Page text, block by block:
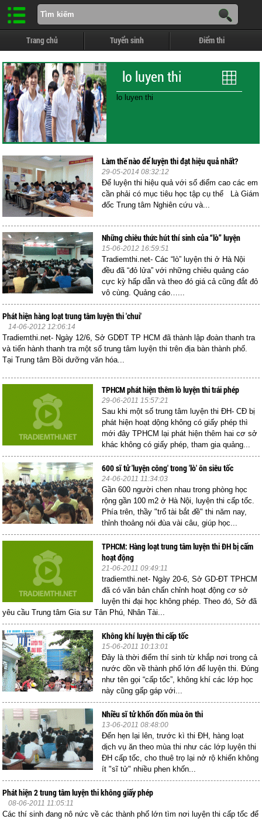
Trang chủ Tuyển sinh Điểm thi
lo luyen thi
lo luyen thi
Làm thế nào để luyện thi đạt hiệu quả nhất?
29-05-2014 08:32:12
Để luyện thi hiệu quả với số điểm cao các em
cần phải có mục tiêu học tập cụ thể Là Giám
đốc Trung tâm Nghiên cứu và...
Những chiêu thức hút thí sinh của “lò” luyện
15-06-2012 16:59:51
Tradiemthi.net- Các “lò” luyện thi ở Hà Nội
đều đã “đỏ lửa” với những chiêu quảng cáo
cực kỳ hấp dẫn và theo đó giá cả cũng đắt đỏ
vô cùng. Quảng cáo…...
Phát hiện hàng loạt trung tâm luyện thi 'chui'
14-06-2012 12:06:14
Tradiemthi.net- Ngày 12/6, Sở GDĐT TP HCM đã thành lập đoàn thanh tra
và tiến hành thanh tra một số trung tâm luyện thi trên địa bàn thành phố.
Tại Trung tâm Bồi dưỡng văn hóa...
TPHCM phát hiện thêm lò luyện thi trái phép
29-06-2011 15:57:21
Sau khi một số trung tâm luyện thi ĐH- CĐ bị
phát hiện hoạt dộng không có giấy phép thì
mới đây TPHCM lại phát hiện thêm hai cơ sở
khác không có giấy phép, tham gia quảng...
600 sĩ tử 'luyện công' trong 'lò' ôn siêu tốc
24-06-2011 11:34:03
Gần 600 người chen nhau trong phòng học
rộng gần 100 m2 ở Hà Nội, luyện thi cấp tốc.
Phía trên, thầy "trổ tài bắt đề" thi năm nay,
thỉnh thoảng nói đùa vài câu, giúp học...
TPHCM: Hàng loạt trung tâm luyện thi ĐH bị cấm
hoạt động
21-06-2011 09:49:11
tradiemthi.net- Ngày 20-6, Sở GD-ĐT TPHCM
đã có văn bản chấn chỉnh hoạt động cơ sở
luyện thi đại học không phép. Theo đó, Sở đã
yêu cầu Trung tâm Gia sư Tân Phú, Nhân Tài...
Không khí luyện thi cấp tốc
15-06-2011 10:13:01
Đây là thời điểm thí sinh từ khắp nơi trong cả
nước dồn về thành phố lớn để luyện thi. Đúng
như tên gọi “cấp tốc”, không khí các lớp học
này cũng gấp gáp với...
Nhiều sĩ tử khốn đốn mùa ôn thi
13-06-2011 08:48:00
Đến hẹn lại lên, trước kì thi ĐH, hàng loạt
dịch vụ ăn theo mùa thi như các lớp luyện thi
ĐH cấp tốc, cho thuê trọ lại nở rộ khiến không
ít "sĩ tử" nhiều phen khốn...
Phát hiện 2 trung tâm luyện thi không giấy phép
08-06-2011 11:05:11
Các thí sinh đang nô nức về các thành phố lớn tìm nơi luyện thi cấp tốc để